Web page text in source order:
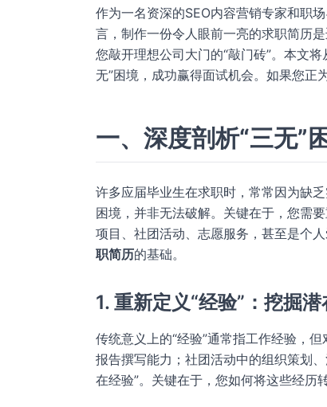
作为一名资深的SEO内容营销专家和职
言，制作一份令人眼前一亮的求职简历
您敲开理想公司大门的“敲门砖”。本文
无”困境，成功赢得面试机会。如果您正
一、深度剖析“三无”
许多应届毕业生在求职时，常常因为缺
困境，并非无法破解。关键在于，您需
项目、社团活动、志愿服务，甚至是个
职简历的基础。
1. 重新定义“经验”：挖掘
传统意义上的“经验”通常指工作经验，
报告撰写能力；社团活动中的组织策划
在经验”。关键在于，您如何将这些经历